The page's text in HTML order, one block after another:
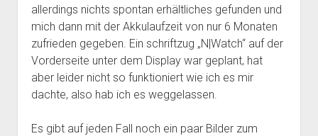
allerdings nichts spontan erhältliches gefunden und
mich dann mit der Akkulaufzeit von nur 6 Monaten
zufrieden gegeben. Ein schriftzug „N|Watch“ auf der
Vorderseite unter dem Display war geplant, hat
aber leider nicht so funktioniert wie ich es mir
dachte, also hab ich es weggelassen.
Es gibt auf jeden Fall noch ein paar Bilder zum